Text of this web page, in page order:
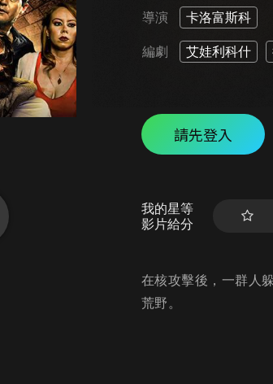
導演 卡洛富斯科
編劇 艾娃利科什
請先登入
我的星等
影片給分
在核攻擊後，一群人
荒野。